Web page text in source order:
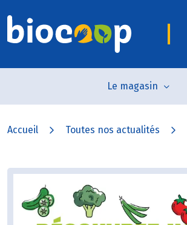
Le magasin
Accueil Toutes nos actualités